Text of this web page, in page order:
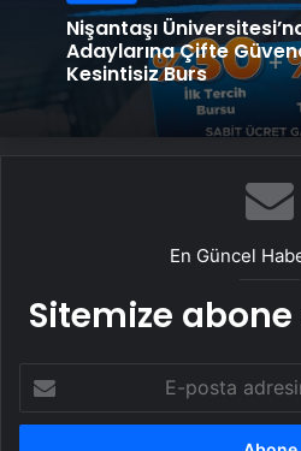
Nişantaşı
Adaylarına Çifte
Kesintisiz Burs
En Güncel
Sitemize
posta
adresinizi